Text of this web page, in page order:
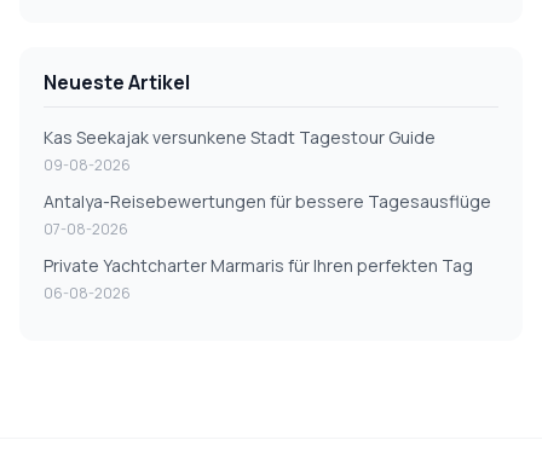
Neueste Artikel
Kas Seekajak versunkene Stadt Tagestour Guide
09-08-2026
Antalya-Reisebewertungen für bessere Tagesausflüge
07-08-2026
Private Yachtcharter Marmaris für Ihren perfekten Tag
06-08-2026